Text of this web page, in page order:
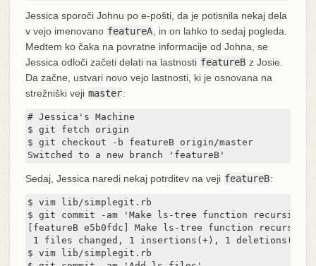
Jessica sporoči Johnu po e-pošti, da je potisnila nekaj dela
v vejo imenovano featureA, in on lahko to sedaj pogleda.
Medtem ko čaka na povratne informacije od Johna, se
Jessica odloči začeti delati na lastnosti featureB z Josie.
Da začne, ustvari novo vejo lastnosti, ki je osnovana na
strežniški veji master:
# Jessica's Machine
$ git fetch origin
$ git checkout -b featureB origin/master
Switched to a new branch 'featureB'
Sedaj, Jessica naredi nekaj potrditev na veji featureB:
$ vim lib/simplegit.rb
$ git commit -am 'Make ls-tree function recursive'
[featureB e5b0fdc] Make ls-tree function recursive
1 files changed, 1 insertions(+), 1 deletions(-)
$ vim lib/simplegit.rb